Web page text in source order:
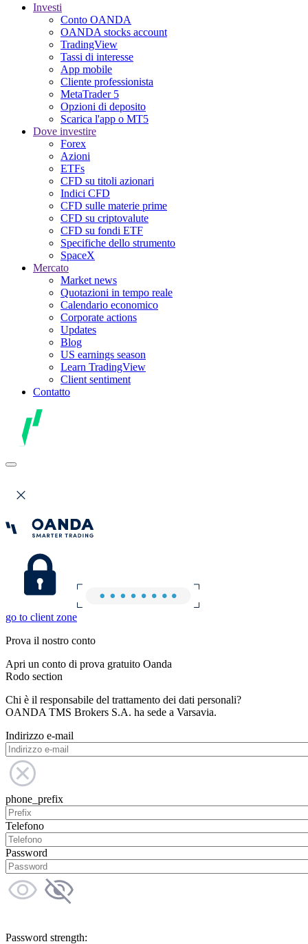
Investi
Conto OANDA
OANDA stocks account
TradingView
Tassi di interesse
App mobile
Cliente professionista
MetaTrader 5
Opzioni di deposito
Scarica l'app o MT5
Dove investire
Forex
Azioni
ETFs
CFD su titoli azionari
Indici CFD
CFD sulle materie prime
CFD su criptovalute
CFD su fondi ETF
Specifiche dello strumento
SpaceX
Mercato
Market news
Quotazioni in tempo reale
Calendario economico
Corporate actions
Updates
Blog
US earnings season
Learn TradingView
Client sentiment
Contatto
go to client zone
Prova il nostro conto
Apri un conto di prova gratuito Oanda
Rodo section
Chi è il responsabile del trattamento dei dati personali?
OANDA TMS Brokers S.A. ha sede a Varsavia.
Indirizzo e-mail
phone_prefix
Telefono
Password
Password strength: